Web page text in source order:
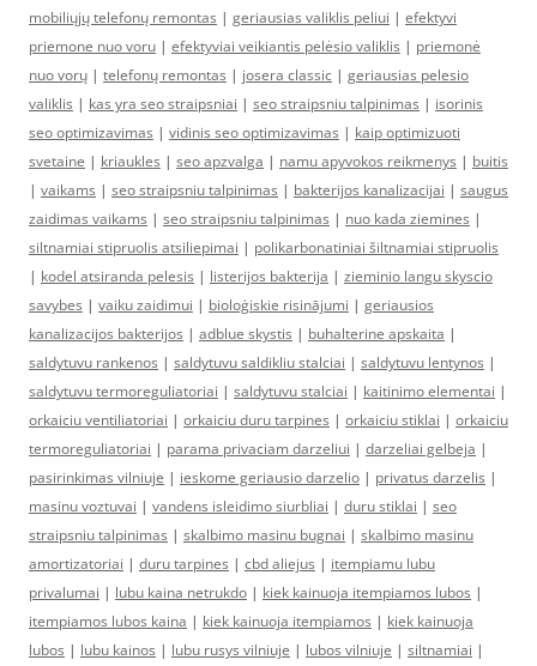
mobiliųjų telefonų remontas | geriausias valiklis peliui | efektyvi
priemone nuo voru | efektyviai veikiantis pelėsio valiklis | priemonė
nuo vorų | telefonų remontas | josera classic | geriausias pelesio
valiklis | kas yra seo straipsniai | seo straipsniu talpinimas | isorinis
seo optimizavimas | vidinis seo optimizavimas | kaip optimizuoti
svetaine | kriaukles | seo apzvalga | namu apyvokos reikmenys | buitis
| vaikams | seo straipsniu talpinimas | bakterijos kanalizacijai | saugus
zaidimas vaikams | seo straipsniu talpinimas | nuo kada ziemines |
siltnamiai stipruolis atsiliepimai | polikarbonatiniai šiltnamiai stipruolis
| kodel atsiranda pelesis | listerijos bakterija | zieminio langu skyscio
savybes | vaiku zaidimui | bioloģiskie risinājumi | geriausios
kanalizacijos bakterijos | adblue skystis | buhalterine apskaita |
saldytuvu rankenos | saldytuvu saldikliu stalciai | saldytuvu lentynos |
saldytuvu termoreguliatoriai | saldytuvu stalciai | kaitinimo elementai |
orkaiciu ventiliatoriai | orkaiciu duru tarpines | orkaiciu stiklai | orkaiciu
termoreguliatoriai | parama privaciam darzeliui | darzeliai gelbeja |
pasirinkimas vilniuje | ieskome geriausio darzelio | privatus darzelis |
masinu voztuvai | vandens isleidimo siurbliai | duru stiklai | seo
straipsniu talpinimas | skalbimo masinu bugnai | skalbimo masinu
amortizatoriai | duru tarpines | cbd aliejus | itempiamu lubu
privalumai | lubu kaina netrukdo | kiek kainuoja itempiamos lubos |
itempiamos lubos kaina | kiek kainuoja itempiamos | kiek kainuoja
lubos | lubu kainos | lubu rusys vilniuje | lubos vilniuje | siltnamiai |